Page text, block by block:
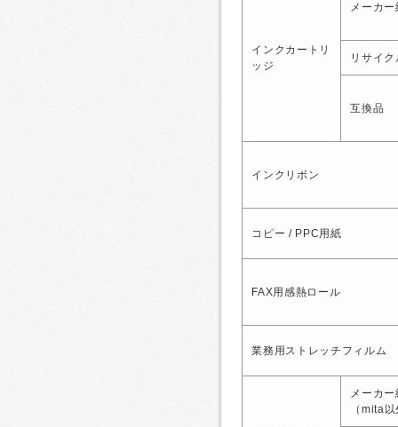
インクカートリ
ッジ
メーカ
リサイ
互換品
インクリボン
コピー / PPC用紙
FAX用感熱ロール
業務用ストレッチフィルム
メーカ
（mita